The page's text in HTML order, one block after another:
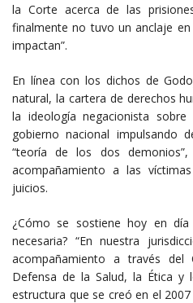
la Corte acerca de las
finalmente no tuvo un anclaje
impactan”.
En línea con los dichos de
natural, la cartera de derechos
la ideología negacionista
gobierno nacional impulsando
“teoría de los dos
acompañamiento a las
juicios.
¿Cómo se sostiene hoy en
necesaria? “En nuestra
acompañamiento a través del
Defensa de la Salud, la Ética y
estructura que se creó en el